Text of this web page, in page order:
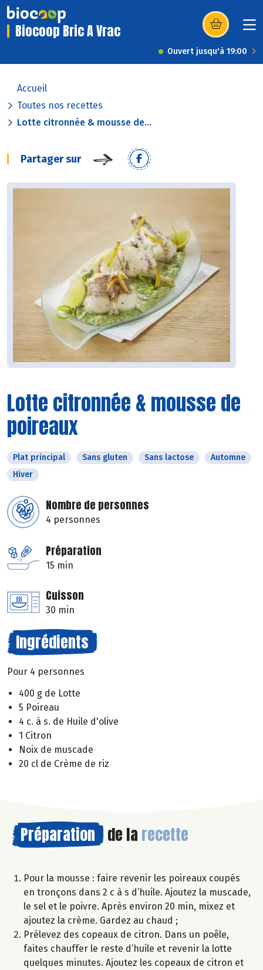
Biocoop Bric A Vrac (s’ouvre dans
Ouvert jusqu'à 19:00
Accueil
Toutes nos recettes
Lotte citronnée & mousse de...
Partager sur
Lotte citronnée & mousse de
poireaux
Plat principal Sans gluten Sans lactose
Automne
Hiver
Nombre de personnes
4 personnes
Préparation
15 min
Cuisson
30 min
Ingrédients
Pour 4 personnes
400 g de Lotte
5 Poireau
4 c. à s. de Huile d'olive
1 Citron
Noix de muscade
20 cl de Crème de riz
Préparation de la recette
Pour la mousse : faire revenir les poireaux coupés
en tronçons dans 2 c à s d’huile. Ajoutez la muscade,
le sel et le poivre. Après environ 20 min, mixez et
ajoutez la crème. Gardez au chaud ;
Prélevez des copeaux de citron. Dans un poêle,
faites chauffer le reste d’huile et revenir la lotte
quelques minutes. Ajoutez les copeaux de citron et